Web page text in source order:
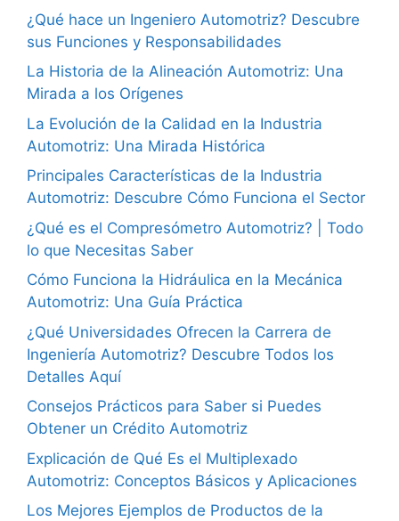
¿Qué hace un Ingeniero Automotriz? Descubre
sus Funciones y Responsabilidades
La Historia de la Alineación Automotriz: Una
Mirada a los Orígenes
La Evolución de la Calidad en la Industria
Automotriz: Una Mirada Histórica
Principales Características de la Industria
Automotriz: Descubre Cómo Funciona el Sector
¿Qué es el Compresómetro Automotriz? | Todo
lo que Necesitas Saber
Cómo Funciona la Hidráulica en la Mecánica
Automotriz: Una Guía Práctica
¿Qué Universidades Ofrecen la Carrera de
Ingeniería Automotriz? Descubre Todos los
Detalles Aquí
Consejos Prácticos para Saber si Puedes
Obtener un Crédito Automotriz
Explicación de Qué Es el Multiplexado
Automotriz: Conceptos Básicos y Aplicaciones
Los Mejores Ejemplos de Productos de la